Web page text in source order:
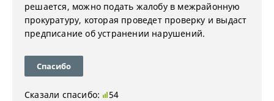
решается, можно подать жалобу в межрайонную
прокуратуру, которая проведет проверку и выдаст
предписание об устранении нарушений.
Спасибо
Сказали спасибо: 54